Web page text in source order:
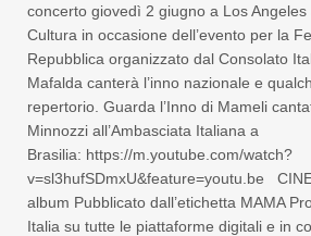
concerto giovedì 2 giugno a Los Angeles
Cultura in occasione dell’evento per la
Repubblica organizzato dal Consolato
Mafalda canterà l’inno nazionale e
repertorio. Guarda l’Inno di Mameli
Minnozzi all’Ambasciata Italiana a
Brasilia: https://m.youtube.com/watch?
v=sl3hufSDmxU&feature=youtu.be
album Pubblicato dall’etichetta MAMA
Italia su tutte le piattaforme digitali e in